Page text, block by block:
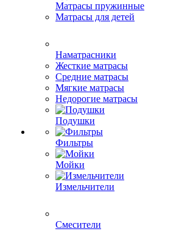
Матрасы пружинные
Матрасы для детей
Наматрасники
Жесткие матрасы
Средние матрасы
Мягкие матрасы
Недорогие матрасы
Подушки
Фильтры
Мойки
Измельчители
Смесители